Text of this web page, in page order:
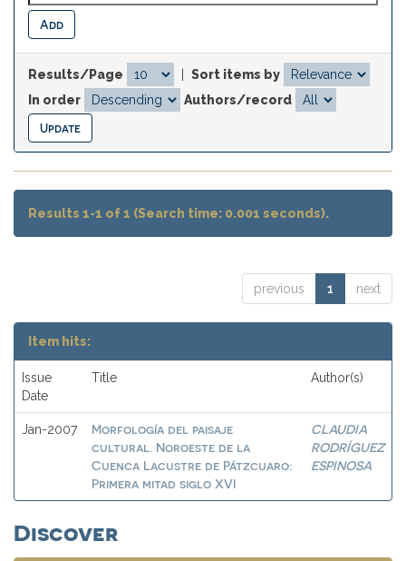
Results/Page
Sort items by
In order
Authors/record
Results 1-1 of 1 (Search time: 0.001 seconds).
previous 1 next
Item hits:
Issue
Date
Title Author(s)
Jan-2007
Morfología del paisaje
cultural. Noroeste de la
Cuenca Lacustre de Pátzcuaro:
Primera mitad siglo XVI
CLAUDIA
RODRÍGUEZ
ESPINOSA
Discover